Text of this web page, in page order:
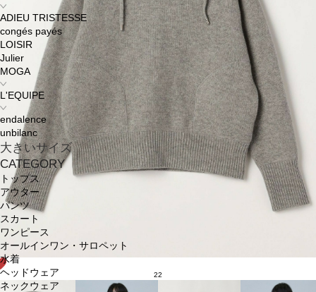
ADIEU TRISTESSE
congés payés
LOISIR
Julier
MOGA
L'EQUIPE
endalence
unbilanc
大きいサイズ
CATEGORY
トップス
アウター
パンツ
スカート
ワンピース
オールインワン・サロペット
水着
ヘッドウェア
ネックウェア
22